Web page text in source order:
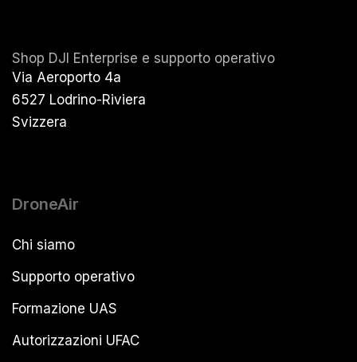
Shop DJI Enterprise e supporto operativo
Via Aeroporto 4a
6527 Lodrino-Riviera
Svizzera
DroneAir
Chi siamo
Supporto operativo
Formazione UAS
Autorizzazioni UFAC